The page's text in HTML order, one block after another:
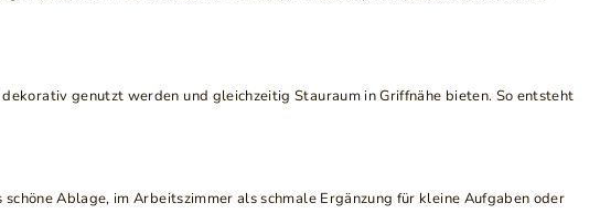
dekorativ genutzt werden und gleichzeitig Stauraum in Griffnähe bieten. So entsteht
schöne Ablage, im Arbeitszimmer als schmale Ergänzung für kleine Aufgaben oder